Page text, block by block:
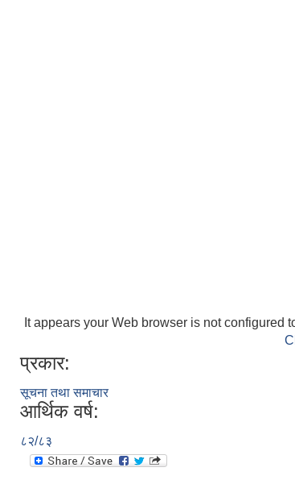
It appears your Web browser is not configured
प्रकार:
सूचना तथा समाचार
आर्थिक वर्ष:
८२/८३